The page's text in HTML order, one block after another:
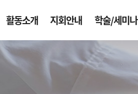
활동소개 지회안내 학술/세미나